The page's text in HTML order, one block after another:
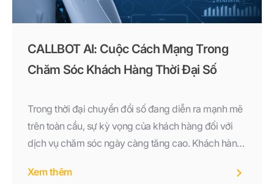
CALLBOT AI: Cuộc Cách Mạng Trong
Chăm Sóc Khách Hàng Thời Đại Số
Trong thời đại chuyển đổi số đang diễn ra mạnh mẽ
trên toàn cầu, sự kỳ vọng của khách hàng đối với
dịch vụ chăm sóc ngày càng tăng cao. Khách hàng
gặp tổng đài viên hay nghe các bản ghi âm tự động
Xem thêm